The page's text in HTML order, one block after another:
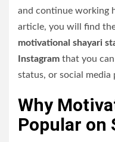
and continue working
article, you will find
motivational shayari
Instagram that you
status, or social media
Why
Popular on